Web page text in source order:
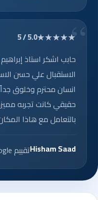
★★★★★
5.0 / 5
حابب اشكر استاذ
الاستقبال علي حسن
انسان محترم وخلوق
حقيقي كانت تجربه
بالتعامل مع هاذا
Hisham Saadتقييم Google